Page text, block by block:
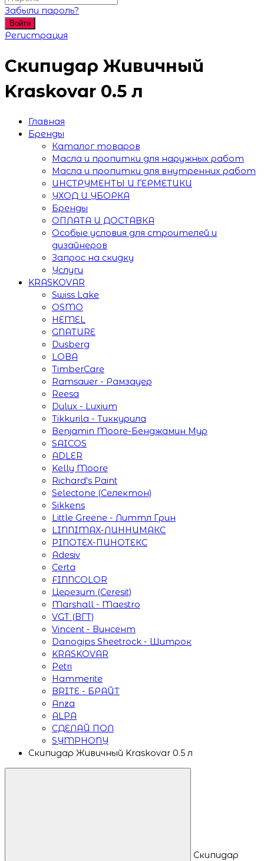
Забыли пароль?
Войти
Регистрация
Скипидар Живичный
Kraskovar 0.5 л
Главная
Бренды
Каталог товаров
Масла и пропитки для наружных работ
Масла и пропитки для внутренних работ
ИНСТРУМЕНТЫ И ГЕРМЕТИКИ
УХОД И УБОРКА
Бренды
ОПЛАТА И ДОСТАВКА
Особые условия для строителей и
дизайнеров
Запрос на скидку
Услуги
KRASKOVAR
Swiss Lake
OSMO
HEMEL
GNATURE
Dusberg
LOBA
TimberCare
Ramsauer - Рамзауер
Reesa
Dulux - Luxium
Tikkurila - Тиккурила
Benjamin Moore-Бенджамин Мур
SAICOS
ADLER
Kelly Moore
Richard's Paint
Selectone (Селектон)
Sikkens
Little Greene - Литтл Грин
LINNIMAX-ЛИННИМАКС
PINOTEX-ПИНОТЕКС
Adesiv
Certa
FINNCOLOR
Церезит (Ceresit)
Marshall - Maestro
VGT (ВГТ)
Vincent - Винсент
Danogips Sheetrock - Шитрок
KRASKOVAR
Petri
Hammerite
BRITE - БРАЙТ
Anza
ALPA
СДЕЛАЙ ПОЛ
SYMPHONY
Скипидар Живичный Kraskovar 0.5 л
Скипидар